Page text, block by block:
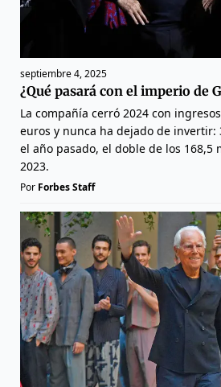
septiembre 4, 2025
¿Qué pasará con el imperio de
La compañía cerró 2024 con
euros y nunca ha dejado de invertir:
el año pasado, el doble de los 168,5
2023.
Por Forbes Staff